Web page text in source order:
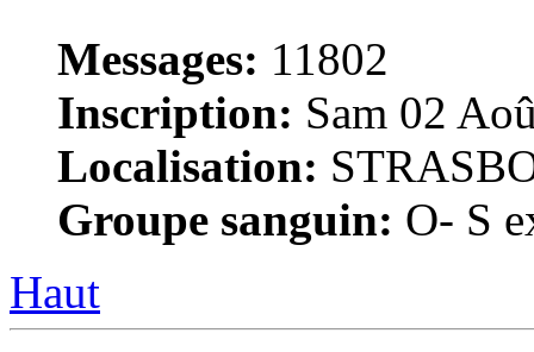
Messages: 11802
Inscription: Sam 02
Localisation:
Groupe sanguin: O- S
Haut